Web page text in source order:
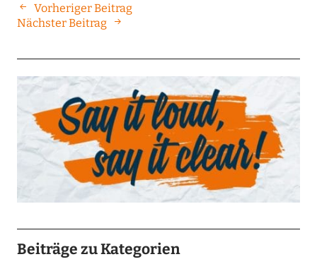
Vorheriger Beitrag
Nächster Beitrag
Beiträge zu Kategorien